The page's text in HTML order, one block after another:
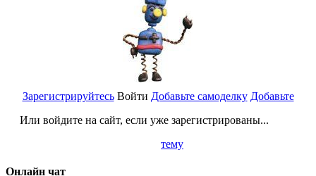
Зарегистрируйтесь
Или войдите на сайт, если уже зарегистрированы...
Войти Добавьте самоделку Добавьте
тему
Онлайн чат